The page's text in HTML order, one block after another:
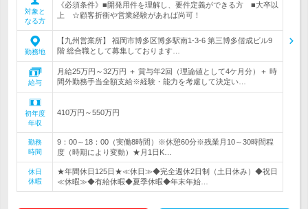
対象と
なる方
《必須条件》■開発用件を理解し、要件定義ができる方 ■大卒以
上 ☆顧客折衝や営業経験があれば尚可！
勤務地
【九州営業所】 福岡市博多区博多駅南1-3-6 第三博多偕成ビル9
階 総合職として募集しております…
給与
月給25万円～32万円 ＋ 賞与年2回（理論値として4ケ月分）＋ 時
間外勤務手当全額支給※経験・能力を考慮して決定い…
初年度
年収
410万円～550万円
勤務
時間
9：00～18：00（実働8時間）※休憩60分※残業月10～30時間程
度（時期により変動）★月1日K…
休日
休暇
★年間休日125日★≪休日≫◆完全週休2日制（土日休み）◆祝日
≪休暇≫◆有給休暇◆夏季休暇◆年末年始…